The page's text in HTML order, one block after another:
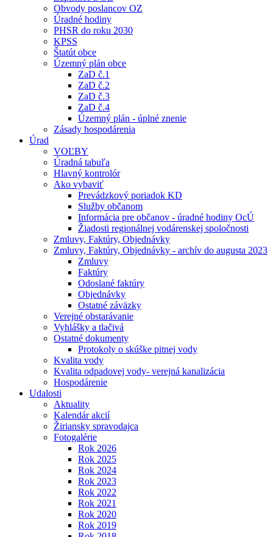
Obvody poslancov OZ
Úradné hodiny
PHSR do roku 2030
KPSS
Štatút obce
Územný plán obce
ZaD č.1
ZaD č.2
ZaD č.3
ZaD č.4
Územný plán - úplné znenie
Zásady hospodárenia
Úrad
VOĽBY
Úradná tabuľa
Hlavný kontrolór
Ako vybaviť
Prevádzkový poriadok KD
Služby občanom
Informácia pre občanov - úradné hodiny OcÚ
Žiadosti regionálnej vodárenskej spoločnosti
Zmluvy, Faktúry, Objednávky
Zmluvy, Faktúry, Objednávky - archív do augusta 2023
Zmluvy
Faktúry
Odoslané faktúry
Objednávky
Ostatné záväzky
Verejné obstarávanie
Vyhlášky a tlačivá
Ostatné dokumenty
Protokoly o skúške pitnej vody
Kvalita vody
Kvalita odpadovej vody- verejná kanalizácia
Hospodárenie
Udalosti
Aktuality
Kalendár akcií
Žiriansky spravodajca
Fotogalérie
Rok 2026
Rok 2025
Rok 2024
Rok 2023
Rok 2022
Rok 2021
Rok 2020
Rok 2019